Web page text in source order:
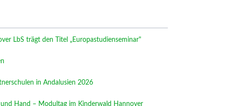
LbS trägt den Titel „Europastudienseminar"
in Andalusien 2026
Hand – Modultag im Kinderwald Hannover